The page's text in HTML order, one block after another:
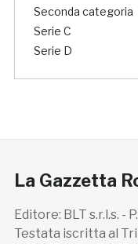
Seconda categoria
Serie C
Serie D
La Gazzetta
Editore: BLT s.r.l.s. -
Testata iscritta al